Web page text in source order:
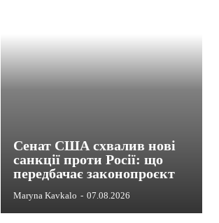
Сенат США схвалив нові
санкції проти Росії: що
передбачає законопроєкт
Maryna Kavkalo - 07.08.2026